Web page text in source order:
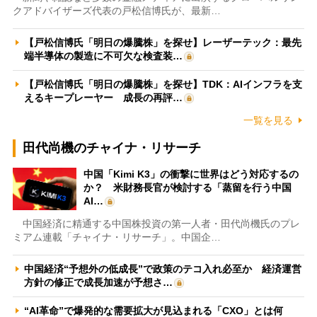
クアドバイザーズ代表の戸松信博氏が、最新…
【戸松信博氏「明日の爆騰株」を探せ】レーザーテック：最先
端半導体の製造に不可欠な検査装…
【戸松信博氏「明日の爆騰株」を探せ】TDK：AIインフラを支
えるキープレーヤー 成長の再評…
一覧を見る
田代尚機のチャイナ・リサーチ
中国「Kimi K3」の衝撃に世界はどう対応するの
か？ 米財務長官が検討する「蒸留を行う中国
AI…
中国経済に精通する中国株投資の第一人者・田代尚機氏のプレ
ミアム連載「チャイナ・リサーチ」。中国企…
中国経済“予想外の低成長”で政策のテコ入れ必至か 経済運営
方針の修正で成長加速が予想さ…
“AI革命”で爆発的な需要拡大が見込まれる「CXO」とは何